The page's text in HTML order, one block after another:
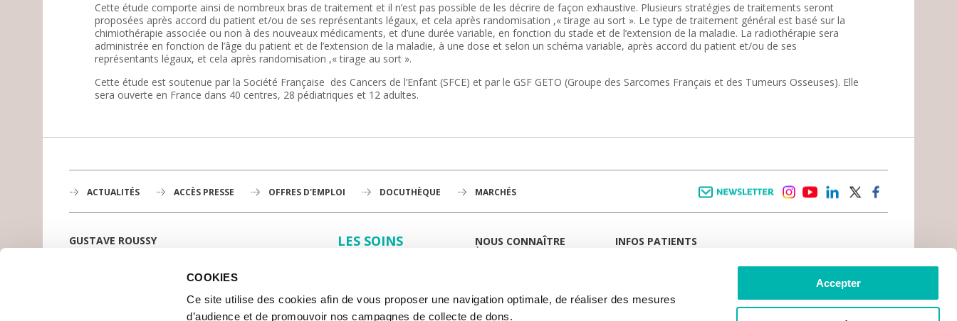
COOKIES
Ce site utilise des cookies afin de vous proposer une navigation optimale, de réaliser des mesures
d’audience et de promouvoir nos campagnes de collecte de dons.
Accepter
Cette étude comporte ainsi de nombreux bras de traitement et il n’est pas possible de les décrire de façon exhaustive. Plusieurs stratégies de traitements seront
proposées après accord du patient et/ou de ses représentants légaux, et cela après randomisation ,« tirage au sort ». Le type de traitement général est basé sur la
chimiothérapie associée ou non à des nouveaux médicaments, et d’une durée variable, en fonction du stade et de l’extension de la maladie. La radiothérapie sera
administrée en fonction de l’âge du patient et de l’extension de la maladie, à une dose et selon un schéma variable, après accord du patient et/ou de ses
représentants légaux, et cela après randomisation ,« tirage au sort ».
Cette étude est soutenue par la Société Française des Cancers de l’Enfant (SFCE) et par le GSF GETO (Groupe des Sarcomes Français et des Tumeurs Osseuses). Elle
sera ouverte en France dans 40 centres, 28 pédiatriques et 12 adultes.
ACTUALITÉS ACCÈS PRESSE OFFRES D'EMPLOI DOCUTHÈQUE MARCHÉS
GUSTAVE ROUSSY
SE RENDRE À GUSTAVE ROUSSY
LES SOINS
NOUS SOUTENIR
NOUS CONNAÎTRE
À LA UNE
PLAN STRATÉGIQUE 2030
DÉPARTEMENTS
INFOS PATIENTS
DROITS DU PATIENT